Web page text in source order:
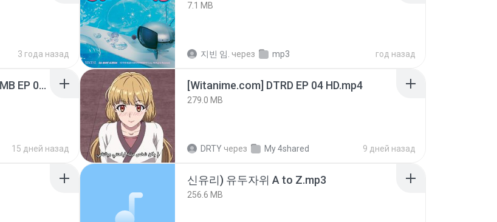
3 года назад
7.1 MB
지빈 임. через mp3 год назад
[Witanime.com] RKNGMNNTSRCMB EP 05 HD.mp4
15 дней назад
[Witanime.com] DTRD EP 04 HD.mp4
279.0 MB
DRTY через My 4shared 9 дней назад
신유리) 유두자위 A to Z.mp3
256.6 MB